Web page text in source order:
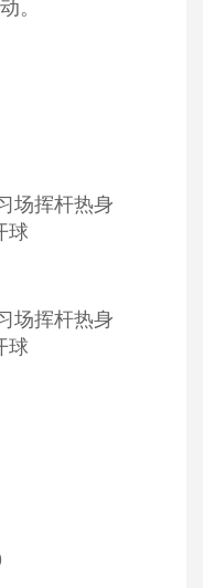
。
场挥杆热身
球
场挥杆热身
球